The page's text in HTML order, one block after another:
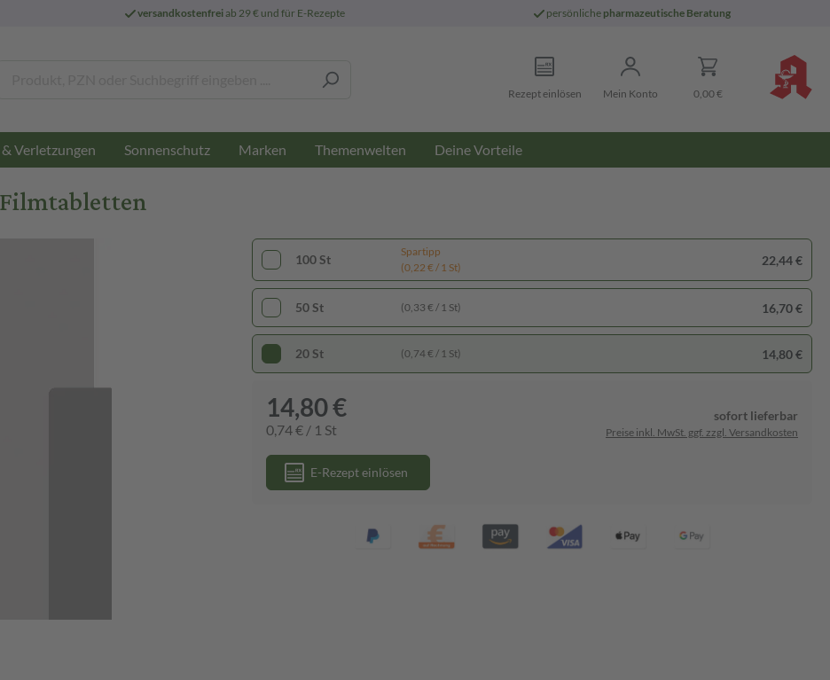
versandkostenfreiab 29 € und für E-Rezepte persönliche pharmazeutische Beratung
Rezept einlösen Mein Konto 0,00 €
Verletzungen Sonnenschutz Marken Themenwelten Deine Vorteile
100 St
Spartipp
(0,22 € / 1 St)
22,44 €
50 St (0,33 € / 1 St) 16,70 €
20 St (0,74 € / 1 St) 14,80 €
14,80 €
0,74 € / 1 St
sofort lieferbar
Preise inkl. MwSt. ggf. zzgl. Versandkosten
E-Rezept einlösen